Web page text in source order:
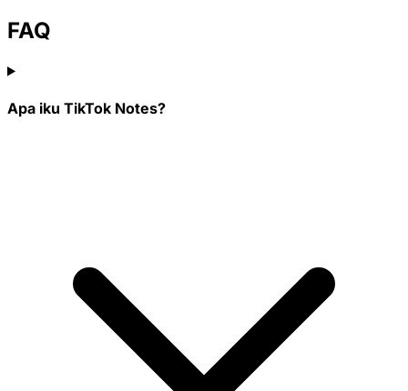
FAQ
Apa iku TikTok Notes?